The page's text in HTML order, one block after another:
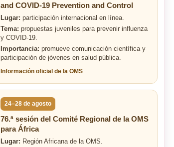
and COVID-19 Prevention and Control
Lugar: participación internacional en línea.
Tema: propuestas juveniles para prevenir influenza
y COVID-19.
Importancia: promueve comunicación científica y
participación de jóvenes en salud pública.
Información oficial de la OMS
24–28 de agosto
76.ª sesión del Comité Regional de la OMS
para África
Lugar: Región Africana de la OMS.